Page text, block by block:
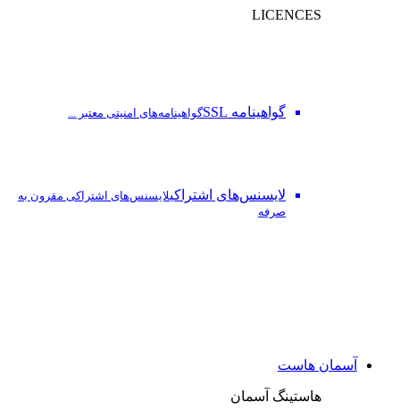
LICENCES
گواهینامه SSL گواهینامه‌های امنیتی معتبر ...
لایسنس‌های اشتراکیلایسنس‌های اشتراکی مقرون به
صرفه
آسمان هاست
هاستینگ آسمان